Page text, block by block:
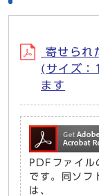
寄せられ
(サイズ
ます
PDFファイ
です。同ソフ
は、